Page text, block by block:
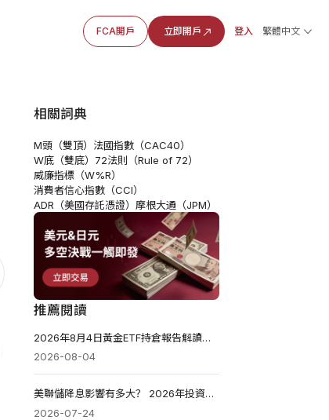
FCA開戶 立即開戶 登入 繁體中文
相關詞典
M頭（雙頂） 法國指數（CAC40）
W底（雙底） 72法則（Rule of 72）
威廉指標（W%R）
消費者信心指數（CCI）
ADR（美國存託憑證） 摩根大通（JPM）
推薦閱讀
2026年8月4日黃金ETF持倉報告解讀：較前一個交易日減少1.141噸
2026-08-04
美聯儲降息影響有多大？ 2026年投資人必看美元、黃金、美股市場將如何變化
2026-07-24